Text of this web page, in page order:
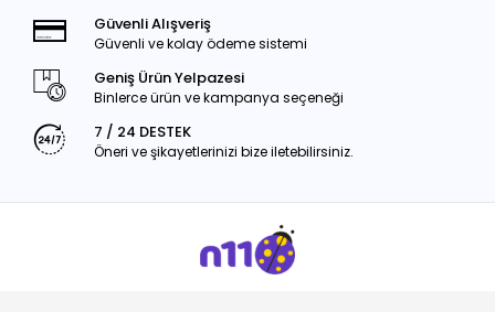
Güvenli Alışveriş
Güvenli ve kolay ödeme sistemi
Geniş Ürün Yelpazesi
Binlerce ürün ve kampanya seçeneği
7 / 24 DESTEK
Öneri ve şikayetlerinizi bize iletebilirsiniz.